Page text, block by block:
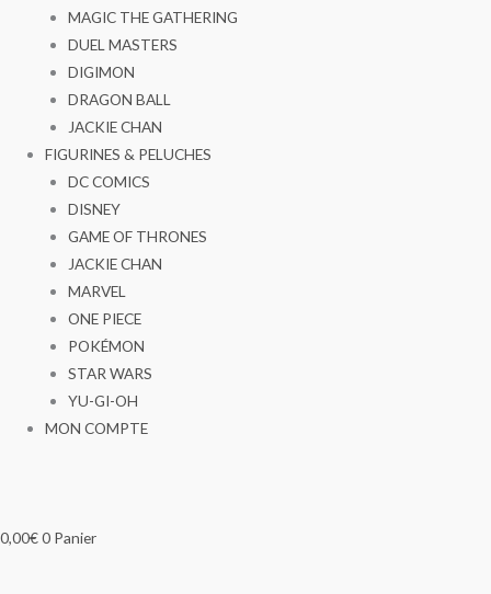
MAGIC THE GATHERING
DUEL MASTERS
DIGIMON
DRAGON BALL
JACKIE CHAN
FIGURINES & PELUCHES
DC COMICS
DISNEY
GAME OF THRONES
JACKIE CHAN
MARVEL
ONE PIECE
POKÉMON
STAR WARS
YU-GI-OH
MON COMPTE
0,00€0 Panier